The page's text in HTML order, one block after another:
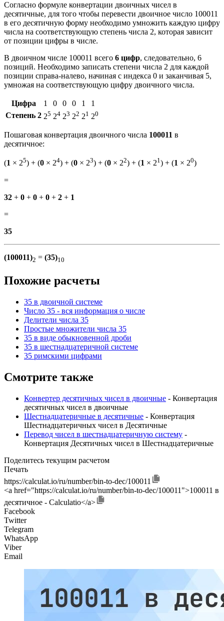
Согласно формуле конвертации двоичных чисел в
десятичные, для того чтобы перевести двоичное число 100011
в его десятичную форму необходимо умножить каждую цифру
числа на соответствующую степень числа 2, которая зависит
от позиции цифры в числе.
В двоичном числе 100011 всего 6 цифр, следовательно, 6
позиций. Необходимо записать степени числа 2 для каждой
позиции справа-налево, начиная с индекса 0 и заканчивая 5,
умножая на соответствующую цифру двоичного числа.
Цифра 1 0 0 0 1
1
Степень 2 25 24 23 22 21 20
Пошаговая конвертация двоичного числа 100011 в
десятичное:
(1 × 25) + (0 × 24) + (0 × 23) + (0 × 22) + (1 × 21) + (1 × 20)
=
32 + 0 + 0 + 0 + 2 + 1
=
35
(100011)2 = (35)10
Похожие расчеты
35 в двоичной системе
Число 35 - вся информация о числе
Делители числа 35
Простые множители числа 35
35 в виде обыкновенной дроби
35 в шестнадцатеричной системе
35 римскими цифрами
Смотрите также
Конвертер десятичных чисел в двоичные - Конвертация
десятичных чисел в двоичные
Шестнадцатеричные в десятичные - Конвертация
Шестнадцатеричных чисел в Десятичные
Перевод чисел в шестнадцатеричную систему -
Конвертация Десятичных чисел в Шестнадцатеричные
Поделитесь текущим расчетом
Печать
https://calculat.io/ru/number/bin-to-dec/100011
<a href="https://calculat.io/ru/number/bin-to-dec/100011">100011 в
десятичное - Calculatio</a>
Facebook
Twitter
Telegram
WhatsApp
Viber
Email